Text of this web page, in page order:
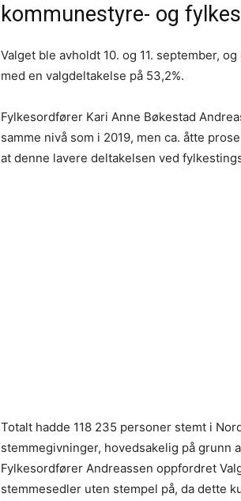
kommunestyre- og
Valget ble avholdt 10. og 11. september,
med en valgdeltakelse på 53,2%.
Fylkesordfører Kari Anne Bøkestad
samme nivå som i 2019, men ca. åtte
at denne lavere deltakelsen ved
Totalt hadde 118 235 personer stemt i
stemmegivninger, hovedsakelig på grunn
Fylkesordfører Andreassen oppfordret
stemmesedler uten stempel på, da dette